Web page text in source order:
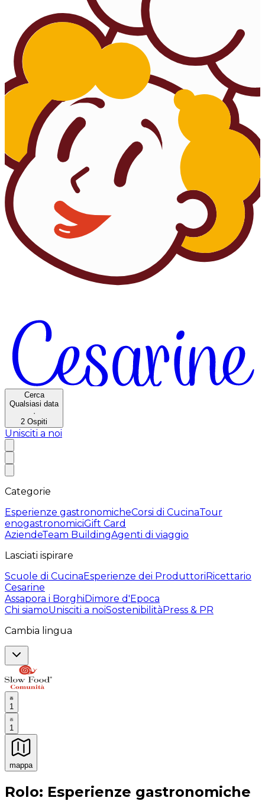
Cerca
Qualsiasi data
·
2 Ospiti
Unisciti a noi
Categorie
Esperienze gastronomicheCorsi di CucinaTour
enogastronomiciGift Card
AziendeTeam BuildingAgenti di viaggio
Lasciati ispirare
Scuole di CucinaEsperienze dei ProduttoriRicettario
Cesarine
Assapora i BorghiDimore d'Epoca
Chi siamoUnisciti a noiSostenibilitàPress & PR
Cambia lingua
1
1
mappa
Esperienze culinarie indimenticabili: Esperienze
Rolo: Esperienze gastronomiche